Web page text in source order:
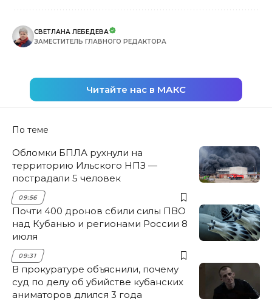
СВЕТЛАНА ЛЕБЕДЕВА
ЗАМЕСТИТЕЛЬ ГЛАВНОГО РЕДАКТОРА
Читайте нас в МАКС
По теме
Обломки БПЛА рухнули на
территорию Ильского НПЗ —
пострадали 5 человек
09:56
Почти 400 дронов сбили силы ПВО
над Кубанью и регионами России 8
июля
09:31
В прокуратуре объяснили, почему
суд по делу об убийстве кубанских
аниматоров длился 3 года